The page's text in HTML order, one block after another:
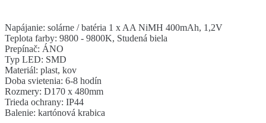
Napájanie: solárne / batéria 1 x AA NiMH 400mAh, 1,2V
Teplota farby: 9800 - 9800K, Studená biela
Prepínač: ÁNO
Typ LED: SMD
Materiál: plast, kov
Doba svietenia: 6-8 hodín
Rozmery: D170 x 480mm
Trieda ochrany: IP44
Balenie: kartónová krabica